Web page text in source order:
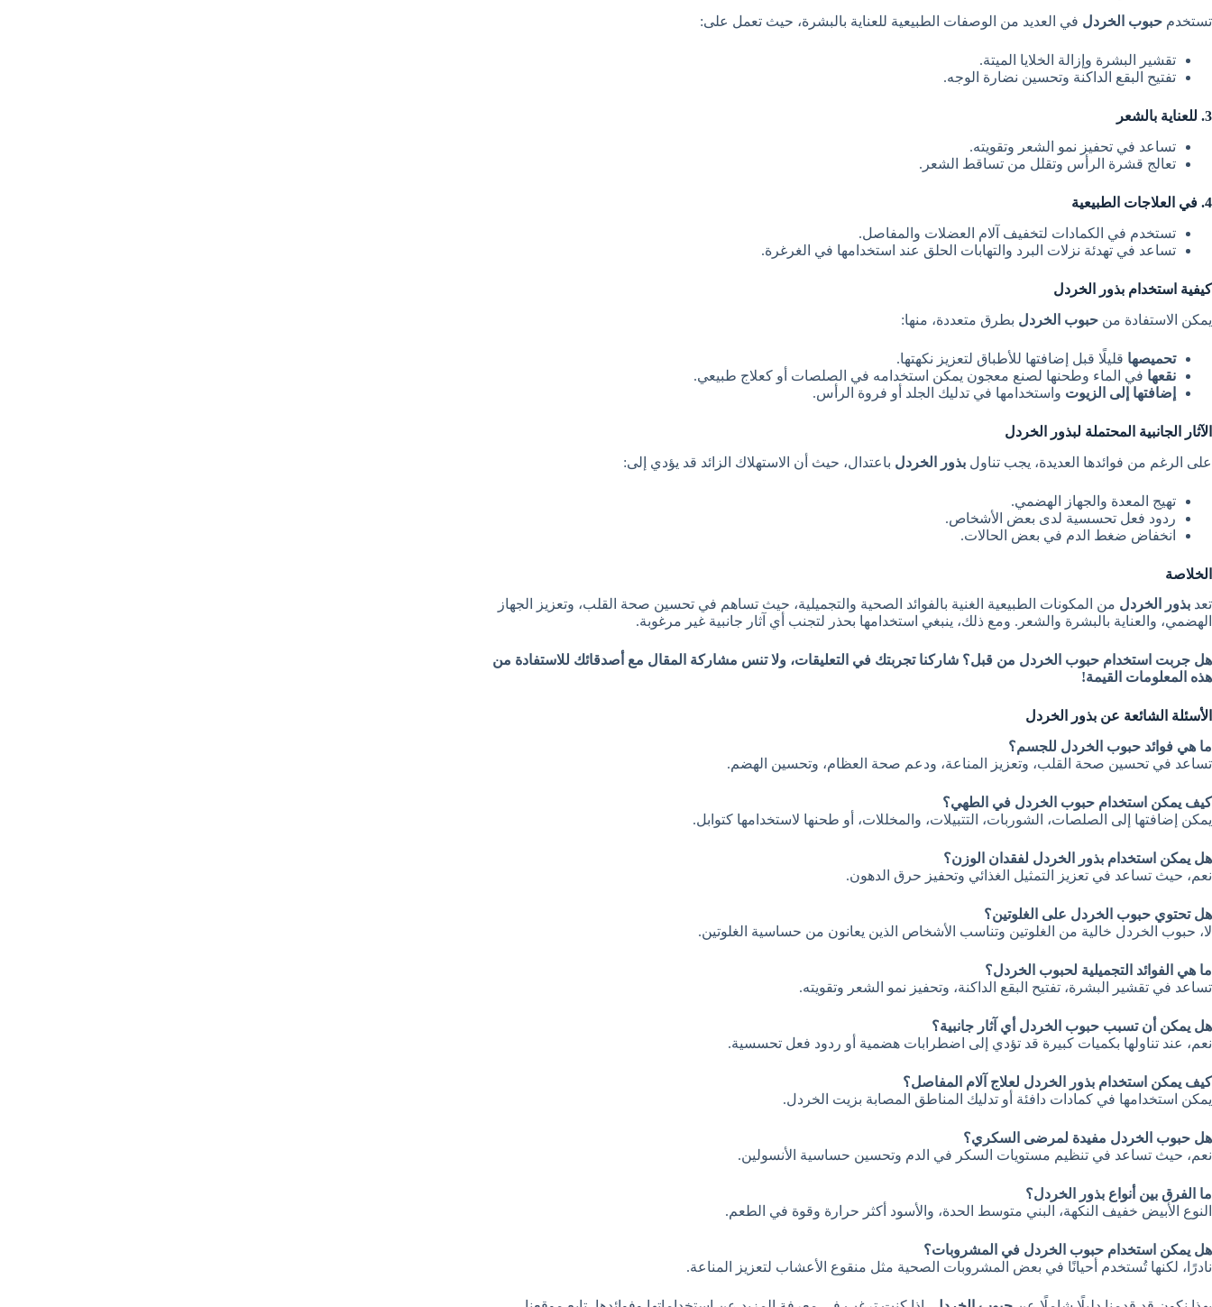
تستخدم حبوب الخردل في العديد من الوصفات الطبيعية للعناية بالبشرة، حيث تعمل على:
تقشير البشرة وإزالة الخلايا الميتة.
تفتيح البقع الداكنة وتحسين نضارة الوجه.
3. للعناية بالشعر
تساعد في تحفيز نمو الشعر وتقويته.
تعالج قشرة الرأس وتقلل من تساقط الشعر.
4. في العلاجات الطبيعية
تستخدم في الكمادات لتخفيف آلام العضلات والمفاصل.
تساعد في تهدئة نزلات البرد والتهابات الحلق عند استخدامها في الغرغرة.
كيفية استخدام بذور الخردل
يمكن الاستفادة من حبوب الخردل بطرق متعددة، منها:
تحميصها قليلًا قبل إضافتها للأطباق لتعزيز نكهتها.
نقعها في الماء وطحنها لصنع معجون يمكن استخدامه في الصلصات أو كعلاج طبيعي.
إضافتها إلى الزيوت واستخدامها في تدليك الجلد أو فروة الرأس.
الآثار الجانبية المحتملة لبذور الخردل
على الرغم من فوائدها العديدة، يجب تناول بذور الخردل باعتدال، حيث أن الاستهلاك الزائد قد يؤدي إلى:
تهيج المعدة والجهاز الهضمي.
ردود فعل تحسسية لدى بعض الأشخاص.
انخفاض ضغط الدم في بعض الحالات.
الخلاصة
تعد بذور الخردل من المكونات الطبيعية الغنية بالفوائد الصحية والتجميلية، حيث تساهم في تحسين صحة القلب، وتعزيز الجهاز
الهضمي، والعناية بالبشرة والشعر. ومع ذلك، ينبغي استخدامها بحذر لتجنب أي آثار جانبية غير مرغوبة.
هل جربت استخدام حبوب الخردل من قبل؟ شاركنا تجربتك في التعليقات، ولا تنس مشاركة المقال مع أصدقائك للاستفادة من
هذه المعلومات القيمة!
الأسئلة الشائعة عن بذور الخردل
ما هي فوائد حبوب الخردل للجسم؟
تساعد في تحسين صحة القلب، وتعزيز المناعة، ودعم صحة العظام، وتحسين الهضم.
كيف يمكن استخدام حبوب الخردل في الطهي؟
يمكن إضافتها إلى الصلصات، الشوربات، التتبيلات، والمخللات، أو طحنها لاستخدامها كتوابل.
هل يمكن استخدام بذور الخردل لفقدان الوزن؟
نعم، حيث تساعد في تعزيز التمثيل الغذائي وتحفيز حرق الدهون.
هل تحتوي حبوب الخردل على الغلوتين؟
لا، حبوب الخردل خالية من الغلوتين وتناسب الأشخاص الذين يعانون من حساسية الغلوتين.
ما هي الفوائد التجميلية لحبوب الخردل؟
تساعد في تقشير البشرة، تفتيح البقع الداكنة، وتحفيز نمو الشعر وتقويته.
هل يمكن أن تسبب حبوب الخردل أي آثار جانبية؟
نعم، عند تناولها بكميات كبيرة قد تؤدي إلى اضطرابات هضمية أو ردود فعل تحسسية.
كيف يمكن استخدام بذور الخردل لعلاج آلام المفاصل؟
يمكن استخدامها في كمادات دافئة أو تدليك المناطق المصابة بزيت الخردل.
هل حبوب الخردل مفيدة لمرضى السكري؟
نعم، حيث تساعد في تنظيم مستويات السكر في الدم وتحسين حساسية الأنسولين.
ما الفرق بين أنواع بذور الخردل؟
النوع الأبيض خفيف النكهة، البني متوسط الحدة، والأسود أكثر حرارة وقوة في الطعم.
هل يمكن استخدام حبوب الخردل في المشروبات؟
نادرًا، لكنها تُستخدم أحيانًا في بعض المشروبات الصحية مثل منقوع الأعشاب لتعزيز المناعة.